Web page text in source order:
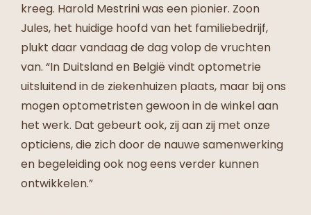
kreeg. Harold Mestrini was een pionier. Zoon
Jules, het huidige hoofd van het familiebedrijf,
plukt daar vandaag de dag volop de vruchten
van. “In Duitsland en België vindt optometrie
uitsluitend in de ziekenhuizen plaats, maar bij ons
mogen optometristen gewoon in de winkel aan
het werk. Dat gebeurt ook, zij aan zij met onze
opticiens, die zich door de nauwe samenwerking
en begeleiding ook nog eens verder kunnen
ontwikkelen.”